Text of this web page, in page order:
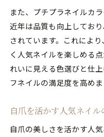
また、プチプラネイルカ
近年は品質も向上してお
されています。これによ
く人気ネイルを楽しめる
れいに見える色選びと仕
フネイルの満足度を高めま
自爪を活かす人気ネイ
自爪の美しさを活かす人